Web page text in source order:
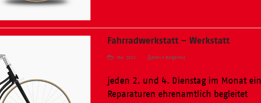
Fahrradwerkstatt – Werkstatt
3. Mai 2022 Admin Börgerhus
jeden 2. und 4. Dienstag im Monat
Reparaturen ehrenamtlich begleitet